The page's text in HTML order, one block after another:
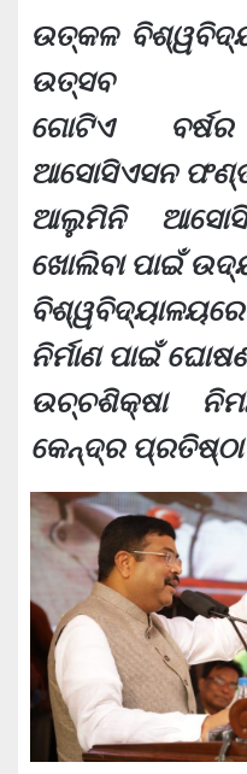
ଉତ୍କଳ
ଉତ୍ସବ
ଗୋଟିଏ
ଆସୋସିଏସନ
ଆଲୁମିନି
ଖୋଲିବା ପାଇଁ
ନିର୍ମାଣ ପାଇଁ
ଉଚ୍ଚଶିକ୍ଷା
କେନ୍ଦ୍ର ପ୍ରତିଷ୍ଠା